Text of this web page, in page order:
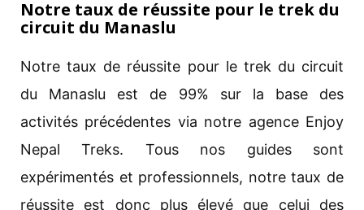
Notre taux de réussite pour le trek du
circuit du Manaslu
Notre taux de réussite pour le trek du circuit
du Manaslu est de 99% sur la base des
activités précédentes via notre agence Enjoy
Nepal Treks. Tous nos guides sont
expérimentés et professionnels, notre taux de
réussite est donc plus élevé que celui des